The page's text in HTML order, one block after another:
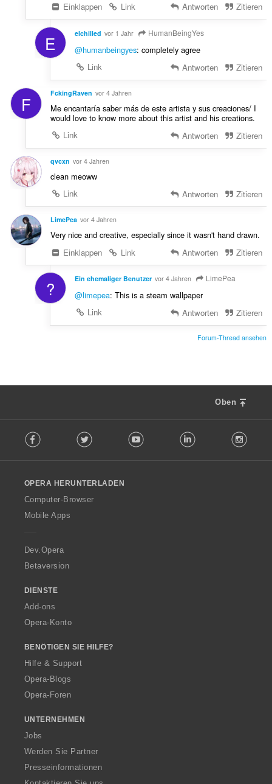
Einklappen
Link Antworten Zitieren
E elchilled vor 1 Jahr HumanBeingYes
@humanbeingyes: completely agree
Link
Antworten Zitieren
F FckingRaven vor 4 Jahren
Me encantaría saber más de este artista y sus creaciones/ I
would love to know more about this artist and his creations.
Link
Antworten Zitieren
qvcxn vor 4 Jahren
clean meoww
Link
Antworten Zitieren
LimePea vor 4 Jahren
Very nice and creative, especially since it wasn't hand drawn.
Einklappen
Link Antworten Zitieren
? Ein ehemaliger Benutzer vor 4 Jahren LimePea
@limepea: This is a steam wallpaper
Link
Antworten Zitieren
Forum-Thread ansehen
Oben
o
w
O
p
a
Facebook Twitter Youtube LinkedIn
OPERA HERUNTERLADEN
Computer-Browser
Mobile Apps
Dev.Opera
Betaversion
DIENSTE
Add-ons
Opera-Konto
BENÖTIGEN SIE HILFE?
Hilfe & Support
Opera-Blogs
Opera-Foren
UNTERNEHMEN
Jobs
Werden Sie Partner
Presseinformationen